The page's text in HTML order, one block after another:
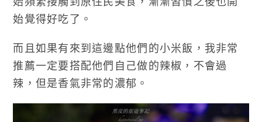
始覺得好吃了。
而且如果有來到這邊點他們的小米飯，我非常
推薦一定要搭配他們自己做的辣椒，不會過
辣，但是香氣非常的濃郁。